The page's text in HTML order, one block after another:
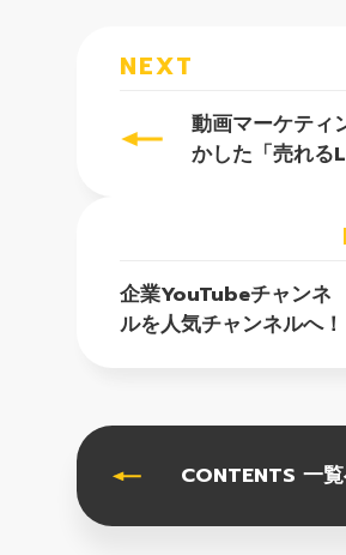
NEXT
動画マーケティ
かした「売れる
企業YouTubeチャンネ
ルを人気チャンネルへ！
CONTENTS 一